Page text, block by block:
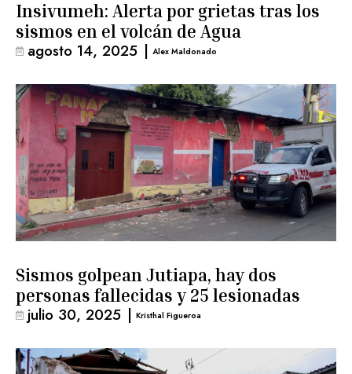
Insivumeh: Alerta por grietas tras los
sismos en el volcán de Agua
agosto 14, 2025 | Alex Maldonado
Sismos golpean Jutiapa, hay dos
personas fallecidas y 25 lesionadas
julio 30, 2025 | Kristhal Figueroa